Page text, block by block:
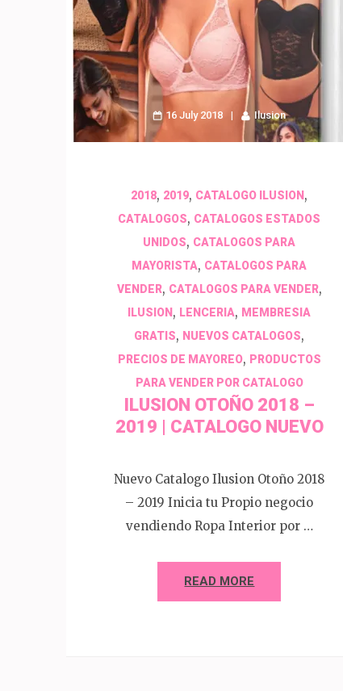
16 July 2018 Ilusion
2018, 2019, CATALOGO ILUSION ,
CATALOGOS, CATALOGOS ESTADOS
UNIDOS, CATALOGOS PARA
MAYORISTA, CATALOGOS PARA
VENDER, CATALOGOS PARA VENDER,
ILUSION , LENCERIA, MEMBRESIA
GRATIS, NUEVOS CATALOGOS,
PRECIOS DE MAYOREO, PRODUCTOS
PARA VENDER POR CATALOGO
ILUSION OTOÑO 2018 –
2019 | CATALOGO NUEVO
Nuevo Catalogo Ilusion Otoño 2018
– 2019 Inicia tu Propio negocio
vendiendo Ropa Interior por …
READ MORE